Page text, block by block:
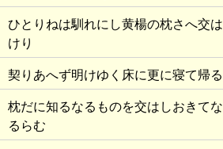
ひとりねは馴れにし黄楊の枕さへ交
けり
契りあへず明けゆく床に更に寝て帰
枕だに知るなるものを交はしおきて
るらむ